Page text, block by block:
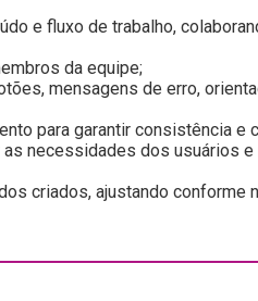
e fluxo de trabalho,
da equipe;
mensagens de erro,
para garantir consistência e
necessidades dos usuários
criados, ajustando conforme